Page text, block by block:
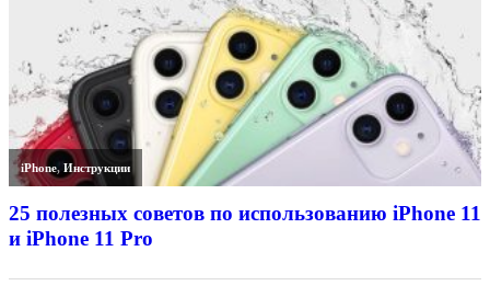
iPhone,Инструкции
25 полезных советов по использованию iPhone 11
и iPhone 11 Pro